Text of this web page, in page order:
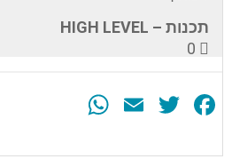
תכנות – HIGH LEVEL
0
Facebook
Twitter
Email
עליך